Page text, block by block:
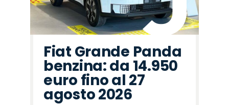
Fiat Grande Panda
benzina: da 14.950
euro fino al 27
agosto 2026